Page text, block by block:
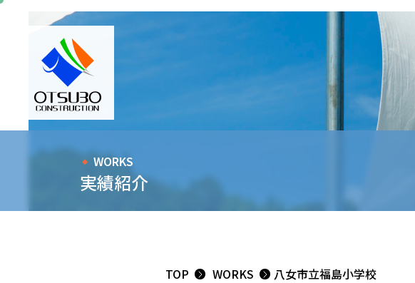
WORKS
実績紹介
TOP WORKS 八女市立福島小学校